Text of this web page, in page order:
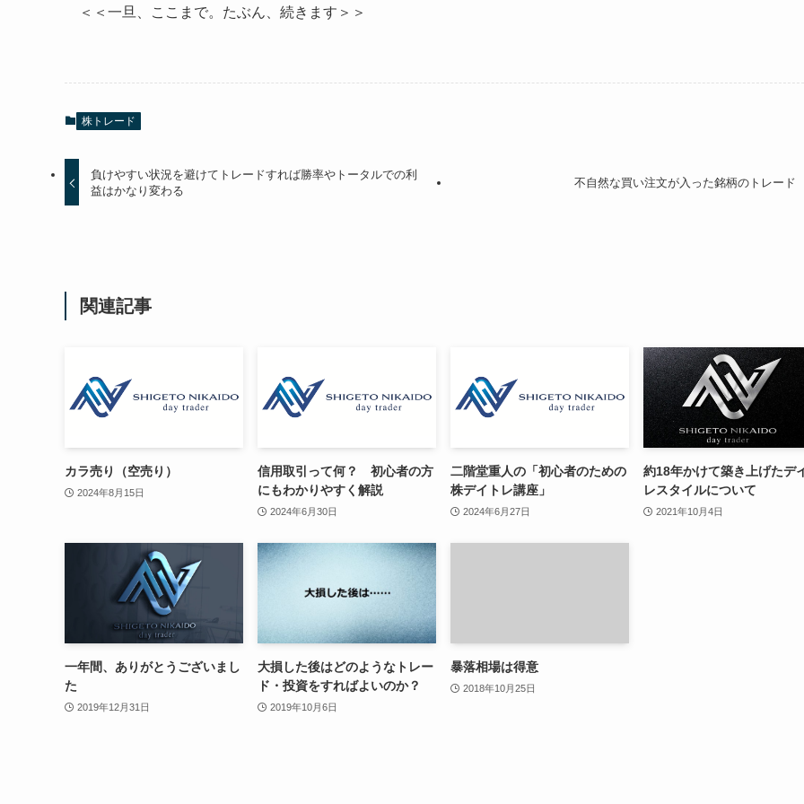
＜＜一旦、ここまで。たぶん、続きます＞＞
株トレード
負けやすい状況を避けてトレードすれば勝率やトータルでの利
益はかなり変わる
不自然な買い注文が入った銘柄のトレード
関連記事
カラ売り（空売り）
2024年8月15日
信用取引って何？ 初心者の方
にもわかりやすく解説
2024年6月30日
二階堂重人の「初心者のための
株デイトレ講座」
2024年6月27日
約18年かけて築き上げたデ
レスタイルについて
2021年10月4日
一年間、ありがとうございまし
た
2019年12月31日
大損した後はどのようなトレー
ド・投資をすればよいのか？
2019年10月6日
暴落相場は得意
2018年10月25日